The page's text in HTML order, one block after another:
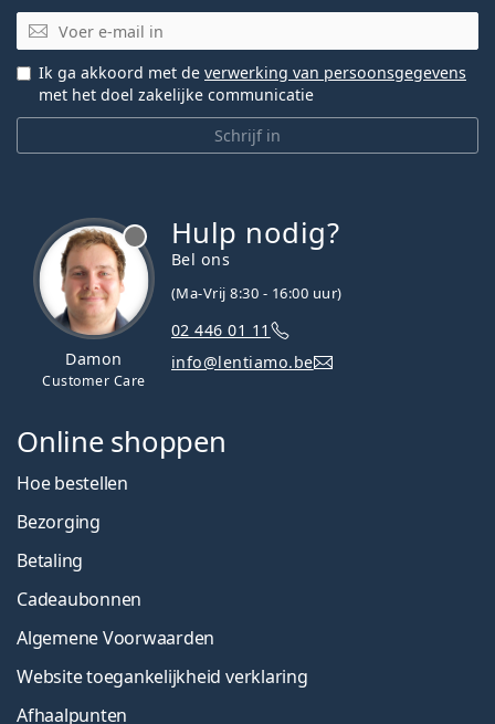
E-mail
Schrijf in
Ik ga akkoord met de verwerking van persoonsgegevens
met het doel zakelijke communicatie
Damon
Customer Care
Hulp nodig?
Bel ons
(Ma-Vrij 8:30 - 16:00 uur)
02 446 01 11
info@lentiamo.be
Online shoppen
Hoe bestellen
Bezorging
Betaling
Cadeaubonnen
Algemene Voorwaarden
Website toegankelijkheid verklaring
Afhaalpunten